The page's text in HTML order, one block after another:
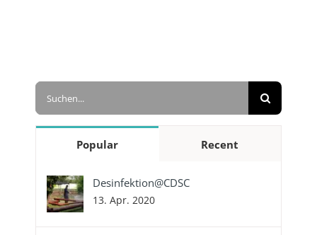
Suche
Popular Recent
Desinfektion@CDSC
13. Apr. 2020